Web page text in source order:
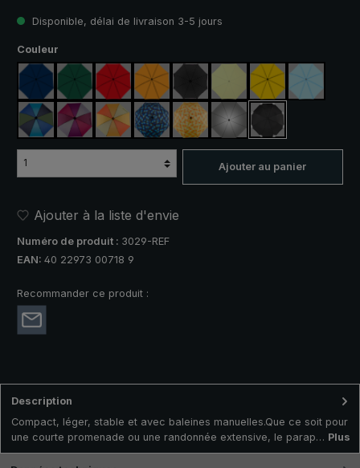
Disponible, délai de livraison 3-5 jours
Sélectionnez
Couleur
bleu marinevert foncérouge orange noir vert clairjaune bleu clair
bleu / vertviolet / rouge / gris
orange / jaunebleu / vert à carreaux
jaune / orange à carreaux
argent, protection UV 50+
noir, avec
Ajouter au panier
Ajouter à la liste d'envie
Numéro de produit : 3029-REF
EAN: 40 22973 00718 9
Recommander ce produit :
Description
Compact, léger, stable et avec baleines manuelles.Que ce soit pour
une courte promenade ou une randonnée extensive, le parap… Plus